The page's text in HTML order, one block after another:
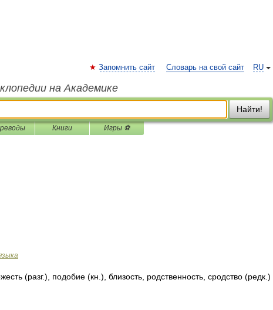
RU
Запомнить сайт Словарь на свой сайт
на Академике
Найти!
Книги Игры ⚽
(разг.), подобие (кн.), близость, родственность, сродство (редк.)